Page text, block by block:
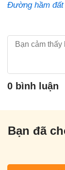
Đường hầm
0 bình luận
Bạn đã